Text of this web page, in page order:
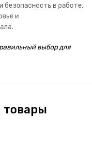
безопасность в работе.
и
выбор для